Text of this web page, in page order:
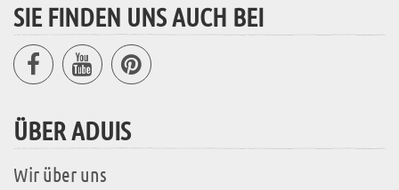
SIE FINDEN UNS AUCH BEI
ÜBER ADUIS
Wir über uns